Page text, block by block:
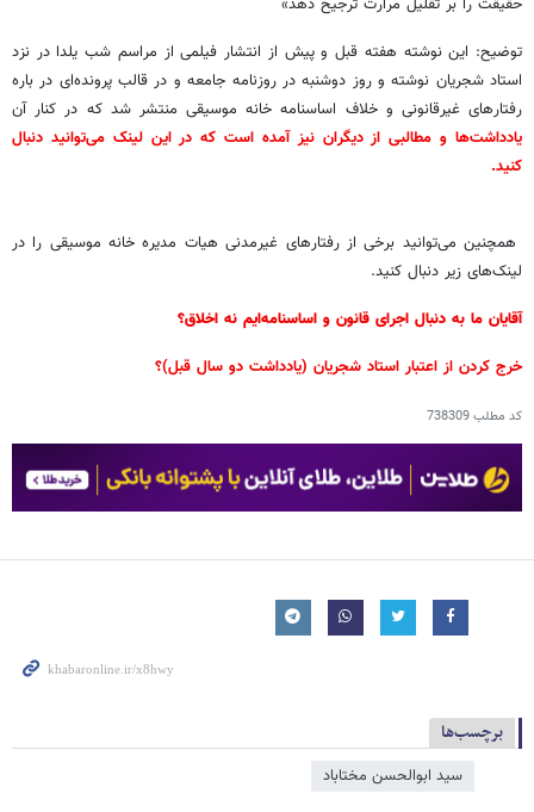
توضیح: این نوشته هفته قبل و پیش از انتشار فیلمی از مراسم شب یلدا در نزد
استاد شجریان نوشته و روز دوشنبه در روزنامه جامعه و در قالب پرونده‌ای در باره
رفتارهای غیرقانونی و خلاف اساسنامه خانه موسیقی منتشر شد که در کنار آن
یادداشت‌ها و مطالبی از دیگران نیز آمده است که در این لینک می‌توانید دنبال
کنید.
همچنین می‌توانید برخی از رفتارهای غیرمدنی هیات مدیره خانه موسیقی را در
لینک‌های زیر دنبال کنید.
آقایان ما به دنبال اجرای قانون و اساسنامه‌ایم نه اخلاق؟
خرج کردن از اعتبار استاد شجریان (یادداشت دو سال قبل)؟
کد مطلب738309
برچسب‌ها
سید ابوالحسن مختاباد